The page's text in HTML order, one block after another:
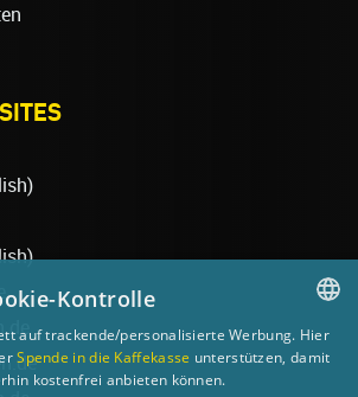
GERMAN
Kontrolle
auf trackende/personalisierte Werbung. Hier
Spende in die Kaffekasse unterstützen, damit
kostenfrei anbieten können.